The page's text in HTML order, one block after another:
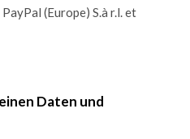
(Europe) S.à r.l. et
Daten und